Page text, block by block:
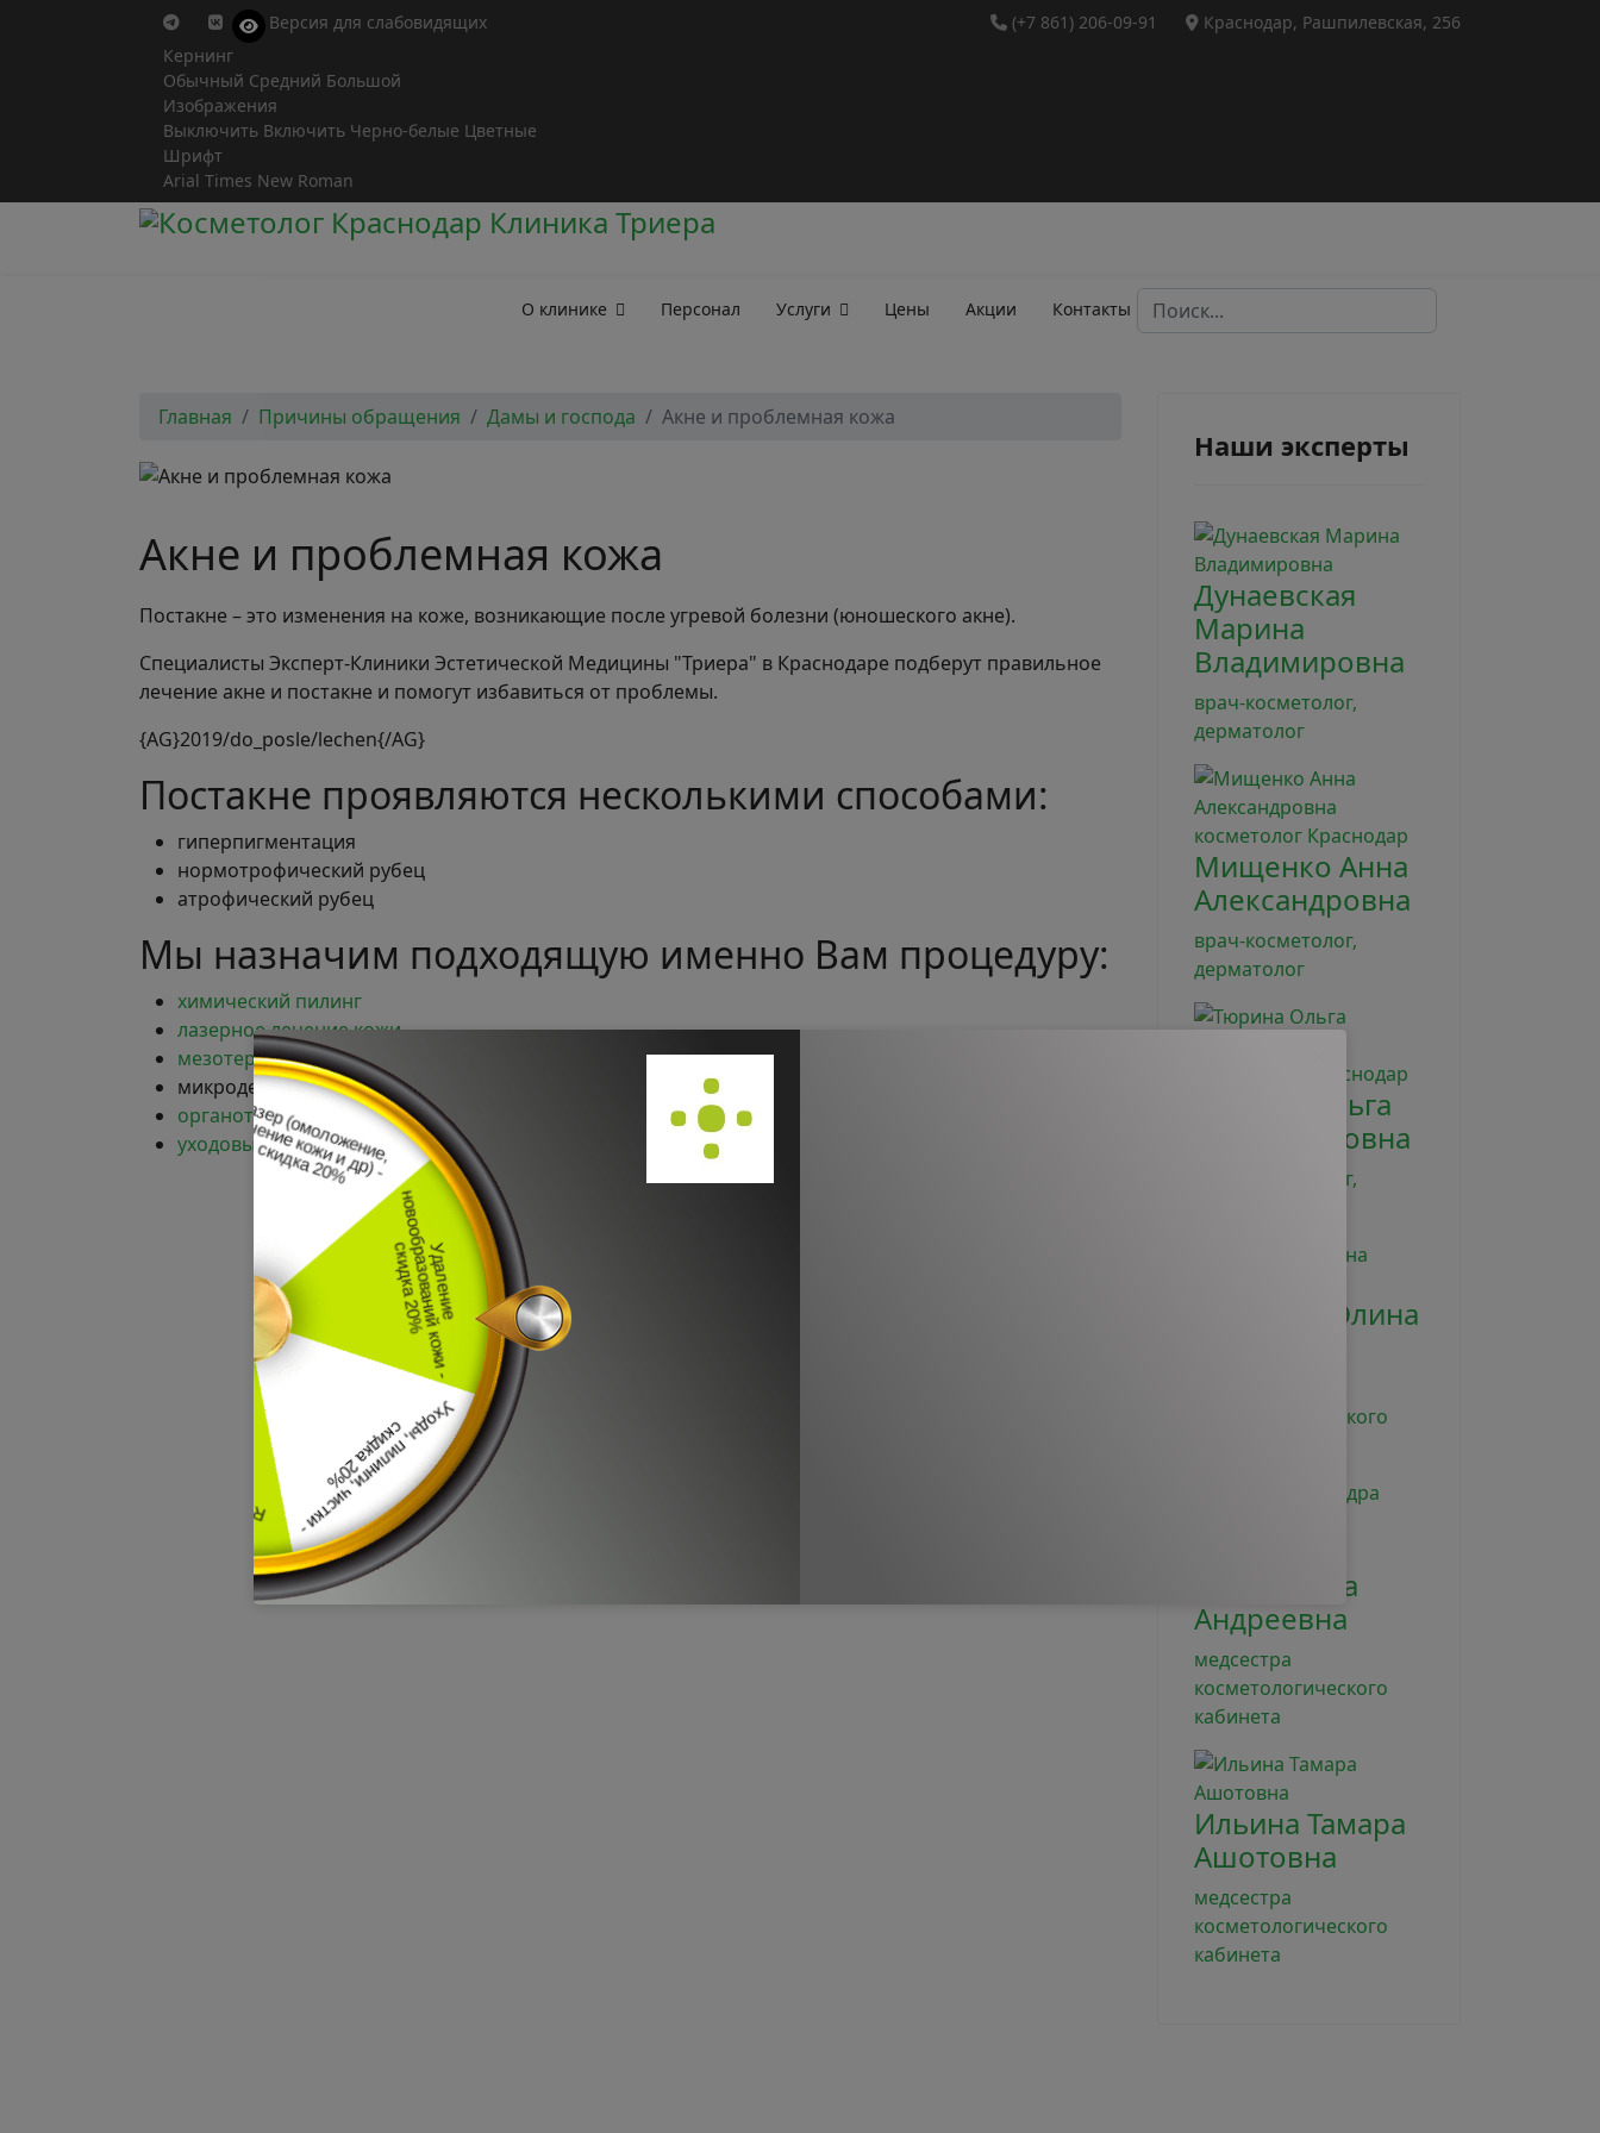
Версия для слабовидящих
Кернинг
Обычный Средний Большой
Изображения
Выключить Включить Черно-белые Цветные
Шрифт
Arial Times New Roman
(+7 861) 206-09-91 Краснодар, Рашпилевская, 256
О клинике Персонал Услуги Цены Акции Контакты Поиск...
Главная Причины обращения Дамы и господа Акне и проблемная кожа
Акне и проблемная кожа
Постакне – это изменения на коже, возникающие после угревой болезни (юношеского акне).
Специалисты Эксперт-Клиники Эстетической Медицины "Триера" в Краснодаре подберут правильное
лечение акне и постакне и помогут избавиться от проблемы.
{AG}2019/do_posle/lechen{/AG}
Постакне проявляются несколькими способами:
гиперпигментация
нормотрофический рубец
атрофический рубец
Мы назначим подходящую именно Вам процедуру:
химический пилинг
лазерное лечение кожи
мезотерапия
микродермобразия
органотерапия
уходовые процедуры
Наши эксперты
Дунаевская
Марина
Владимировна
врач-косметолог,
дерматолог
Мищенко Анна
Александровна
врач-косметолог,
дерматолог
Тюрина Ольга
Александровна
врач-косметолог,
Аванесян Элина
косметологического
Александра
Андреевна
медсестра
косметологического
кабинета
Ильина Тамара
Ашотовна
медсестра
косметологического
кабинета